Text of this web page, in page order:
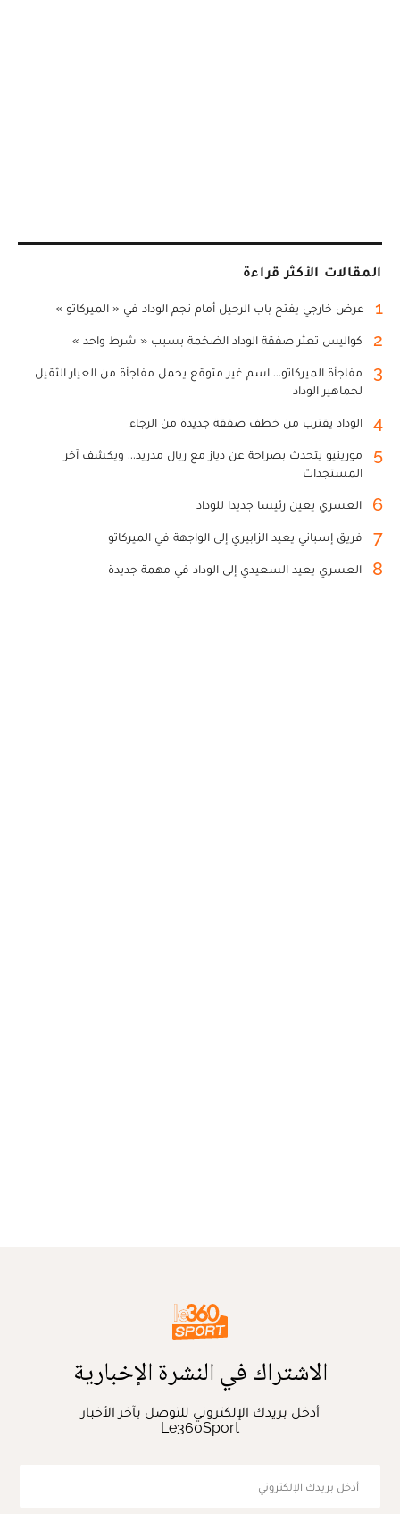
المقالات الأكثر قراءة
1 عرض خارجي يفتح باب الرحيل أمام نجم الوداد في « الميركاتو »
2 كواليس تعثر صفقة الوداد الضخمة بسبب « شرط واحد »
3
مفاجأة الميركاتو... اسم غير متوقع يحمل مفاجأة من العيار الثقيل
لجماهير الوداد
4 الوداد يقترب من خطف صفقة جديدة من الرجاء
5
مورينيو يتحدث بصراحة عن دياز مع ريال مدريد... ويكشف آخر
المستجدات
6 العسري يعين رئيسا جديدا للوداد
7 فريق إسباني يعيد الزابيري إلى الواجهة في الميركاتو
8 العسري يعيد السعيدي إلى الوداد في مهمة جديدة
الاشتراك في النشرة الإخبارية
أدخل بريدك الإلكتروني للتوصل بآخر الأخبار
Le360Sport